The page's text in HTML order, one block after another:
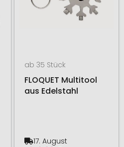
ab 35 Stück
FLOQUET Multitool
aus Edelstahl
17. August